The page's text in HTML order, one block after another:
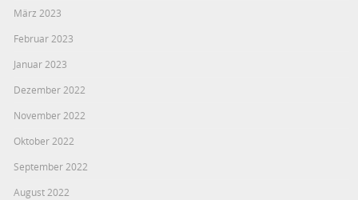
März 2023
Februar 2023
Januar 2023
Dezember 2022
November 2022
Oktober 2022
September 2022
August 2022